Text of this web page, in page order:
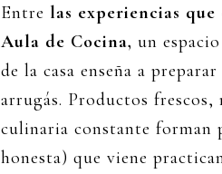
Entre las experiencias
Aula de Cocina, un
de la casa enseña a
arrugás. Productos
culinaria constante forman
honesta) que viene